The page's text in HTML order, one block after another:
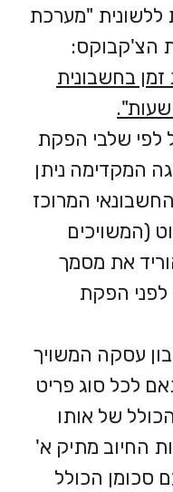
ללשונית "מערכת
הצ'קבוקס:
בחשבונית
לפי שלבי הפקת
המקדימה ניתן
המרוכז
(המשויכים
את מסמך
לפני הפקת
עסקה המשויך
לכל סוג פריט
של אותו
החיוב מתיק א'
סכומן הכולל